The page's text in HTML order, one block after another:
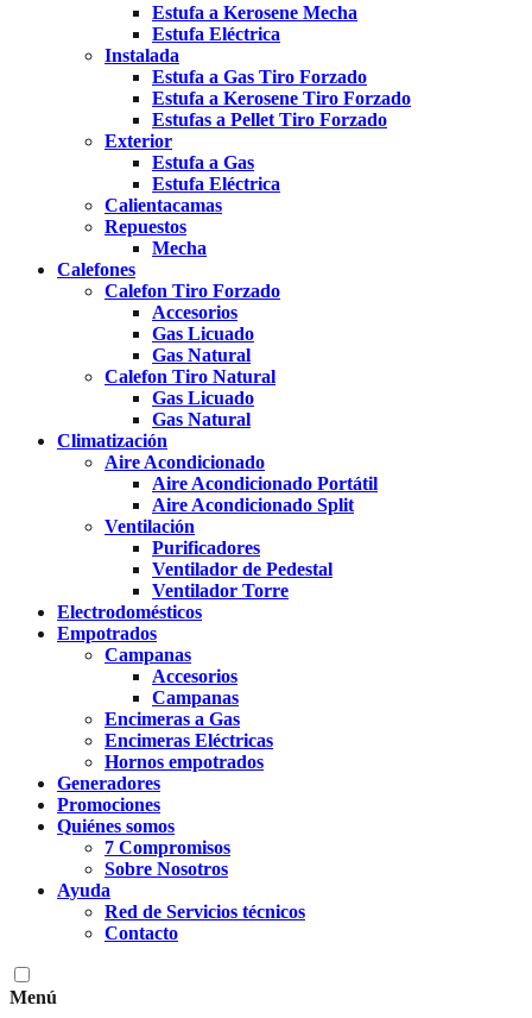
Estufa a Kerosene Mecha
Estufa Eléctrica
Instalada
Estufa a Gas Tiro Forzado
Estufa a Kerosene Tiro Forzado
Estufas a Pellet Tiro Forzado
Exterior
Estufa a Gas
Estufa Eléctrica
Calientacamas
Repuestos
Mecha
Calefones
Calefon Tiro Forzado
Accesorios
Gas Licuado
Gas Natural
Calefon Tiro Natural
Gas Licuado
Gas Natural
Climatización
Aire Acondicionado
Aire Acondicionado Portátil
Aire Acondicionado Split
Ventilación
Purificadores
Ventilador de Pedestal
Ventilador Torre
Electrodomésticos
Empotrados
Campanas
Accesorios
Campanas
Encimeras a Gas
Encimeras Eléctricas
Hornos empotrados
Generadores
Promociones
Quiénes somos
7 Compromisos
Sobre Nosotros
Ayuda
Red de Servicios técnicos
Contacto
Menú